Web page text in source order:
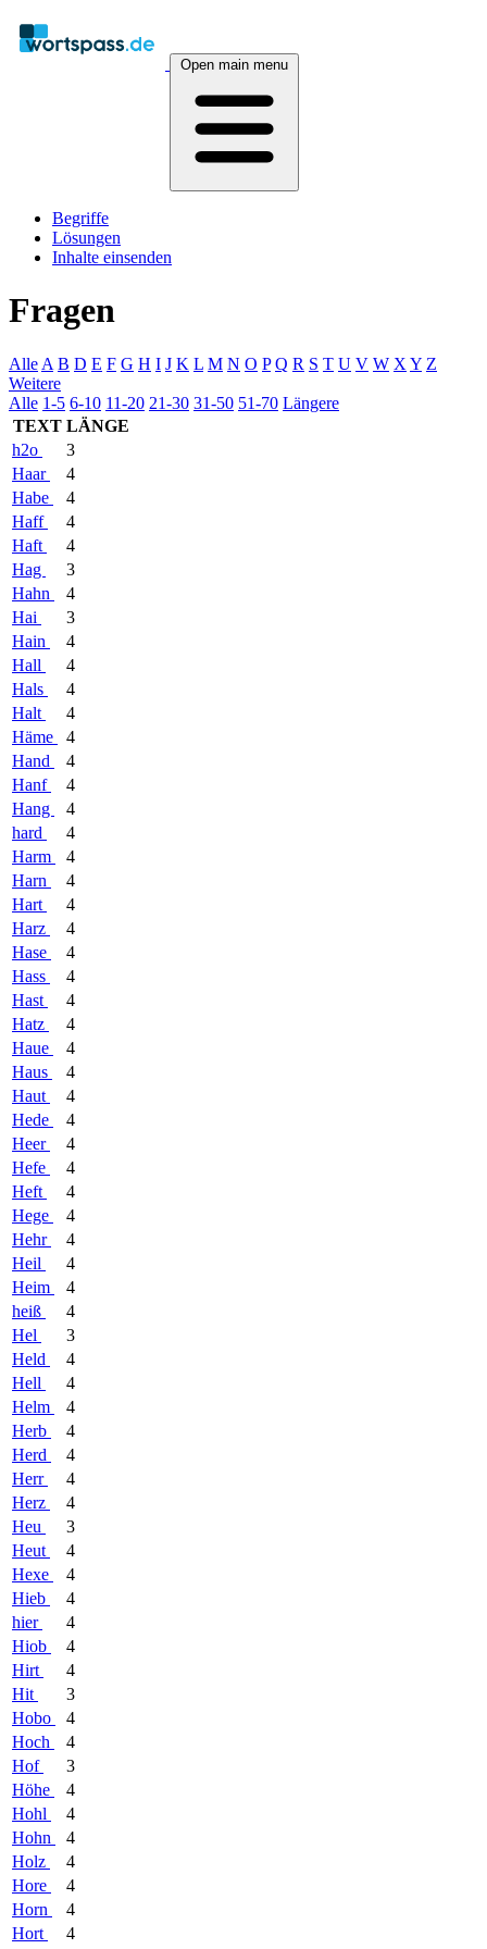
Open main menu
Begriffe
Lösungen
Inhalte einsenden
Fragen
Alle A B D E F G H I J K L M N O P Q R S T U V W X Y Z
Weitere
Alle 1-5 6-10 11-20 21-30 31-50 51-70 Längere
TEXT LÄNGE
h2o
3
Haar
4
Habe
4
Haff
4
Haft
4
Hag
3
Hahn
4
Hai
3
Hain
4
Hall
4
Hals
4
Halt
4
Häme
4
Hand
4
Hanf
4
Hang
4
hard
4
Harm
4
Harn
4
Hart
4
Harz
4
Hase
4
Hass
4
Hast
4
Hatz
4
Haue
4
Haus
4
Haut
4
Hede
4
Heer
4
Hefe
4
Heft
4
Hege
4
Hehr
4
Heil
4
Heim
4
heiß
4
Hel
3
Held
4
Hell
4
Helm
4
Herb
4
Herd
4
Herr
4
Herz
4
Heu
3
Heut
4
Hexe
4
Hieb
4
hier
4
Hiob
4
Hirt
4
Hit
3
Hobo
4
Hoch
4
Hof
3
Höhe
4
Hohl
4
Hohn
4
Holz
4
Hore
4
Horn
4
Hort
4